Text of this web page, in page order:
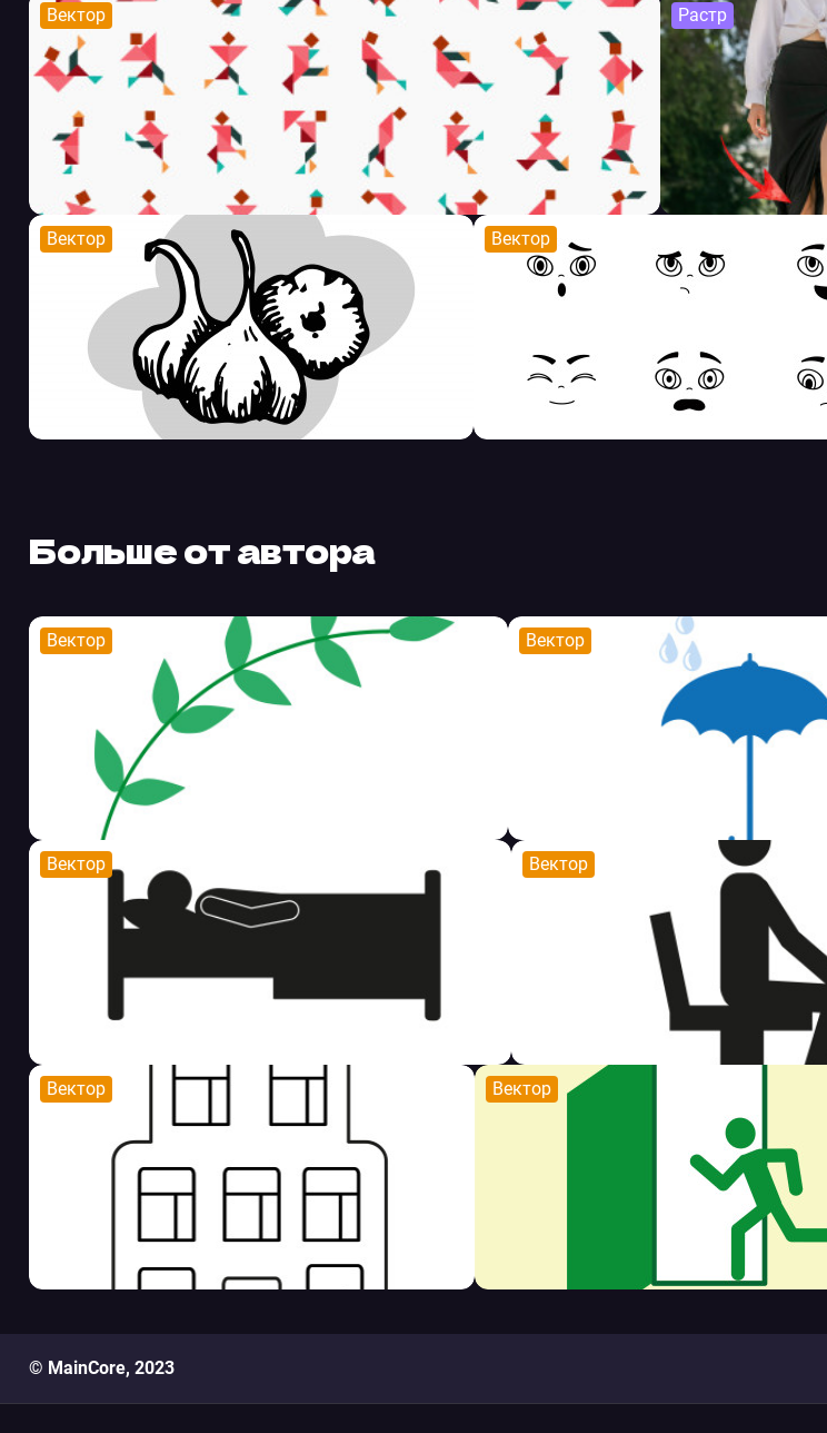
Вектор Растр
Вектор Вектор
Больше от автора
Вектор Вектор
Вектор Вектор
Вектор Вектор
© MainCore, 2023